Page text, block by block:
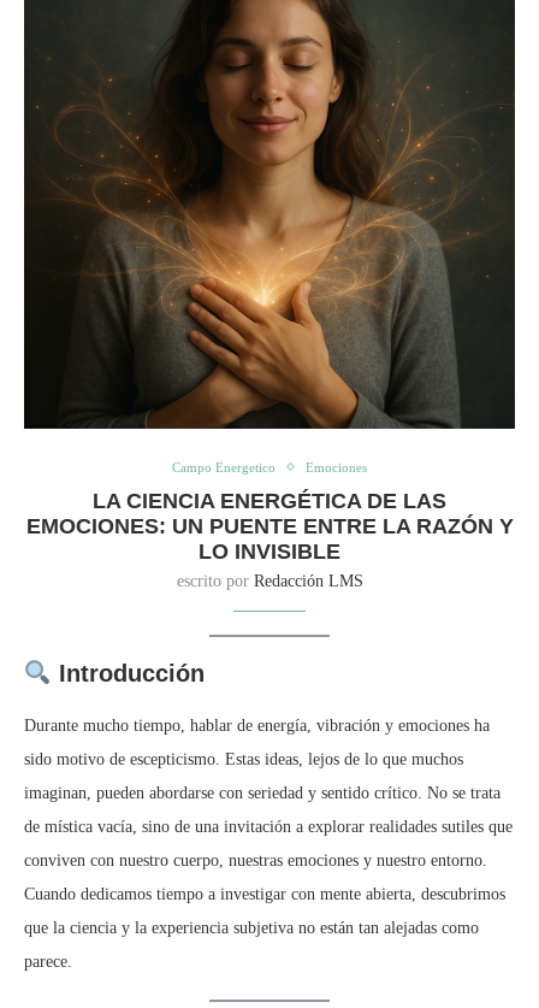
Campo Energetico Emociones
LA CIENCIA ENERGÉTICA DE LAS
EMOCIONES: UN PUENTE ENTRE LA RAZÓN Y
LO INVISIBLE
escrito por Redacción LMS
Introducción
Durante mucho tiempo, hablar de energía, vibración y emociones ha
sido motivo de escepticismo. Estas ideas, lejos de lo que muchos
imaginan, pueden abordarse con seriedad y sentido crítico. No se trata
de mística vacía, sino de una invitación a explorar realidades sutiles que
conviven con nuestro cuerpo, nuestras emociones y nuestro entorno.
Cuando dedicamos tiempo a investigar con mente abierta, descubrimos
que la ciencia y la experiencia subjetiva no están tan alejadas como
parece.